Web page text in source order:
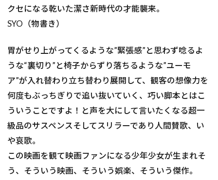
クセになる乾いた潔さ――新時代の才能襲来。
――SYO（物書き）
胃がせり上がってくるような”緊張感”と思わず唸るよ
うな“裏切り”と椅子からずり落ちるような”ユーモ
ア”が入れ替わり立ち替わり展開して、観客の想像力を
何度もぶっちぎりで追い抜いていく、巧い脚本とはこ
ういうことですよ！と声を大にして言いたくなる超一
級品のサスペンスそしてスリラーであり人間賛歌、い
や哀歌。
この映画を観て映画ファンになる少年少女が生まれそ
う、そういう映画、そういう娯楽、そういう傑作。